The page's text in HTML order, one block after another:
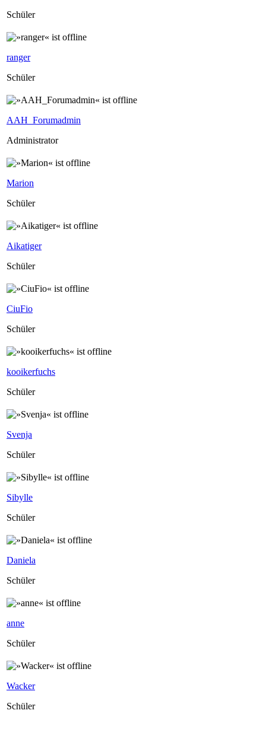
Schüler
ranger
Schüler
AAH_Forumadmin
Administrator
Marion
Schüler
Aikatiger
Schüler
CiuFio
Schüler
kooikerfuchs
Schüler
Svenja
Schüler
Sibylle
Schüler
Daniela
Schüler
anne
Schüler
Wacker
Schüler